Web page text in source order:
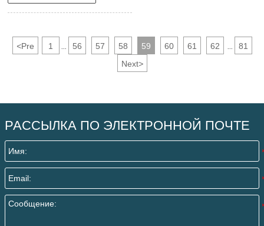
<Pre 1 56 57 58 59 60 61 62
81
Next>
РАССЫЛКА ПО ЭЛЕКТРОННОЙ ПОЧТЕ